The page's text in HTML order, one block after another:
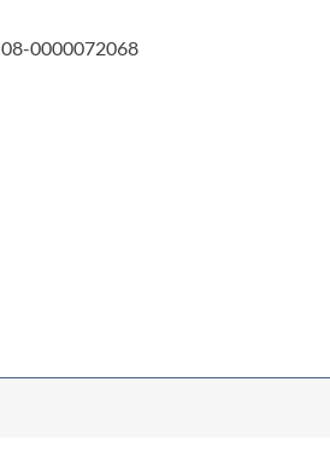
08-0000072068